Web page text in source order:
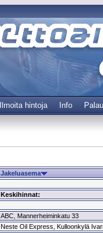
Ilmoita hintoja Info
Jakeluasema
Keskihinnat:
ABC, Mannerheiminkatu 33
Neste Oil Express, Kulloonkylä